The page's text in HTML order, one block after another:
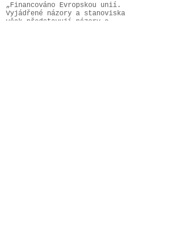
„Financováno Evropskou unií.
Vyjádřené názory a stanoviska
však představují názory a